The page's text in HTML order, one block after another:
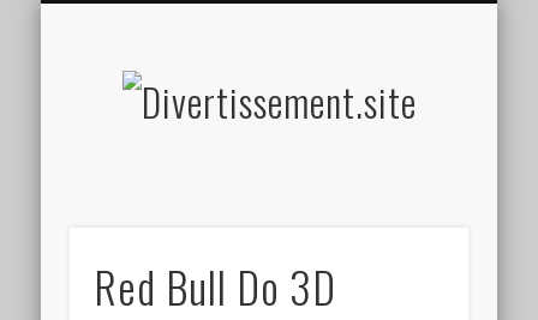
Red Bull Do 3D